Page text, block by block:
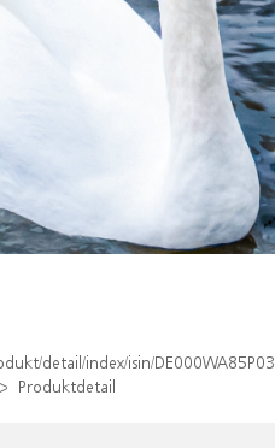
detail/index/isin/DE000WA85P03
Produktdetail